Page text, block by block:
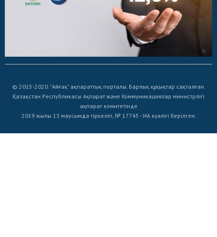
© 2015-2020. "Айғақ" ақпараттық порталы. Барлық құқықтар сақталған.
Қазақстан Республикасы Ақпарат және Коммуникациялар министрлігі
ақпарат комитетінде
2019 жылы 13 маусымда тіркеліп, № 17745 - ИА куәлігі берілген.